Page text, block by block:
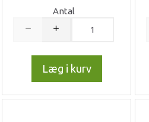
Antal
Læg i kurv